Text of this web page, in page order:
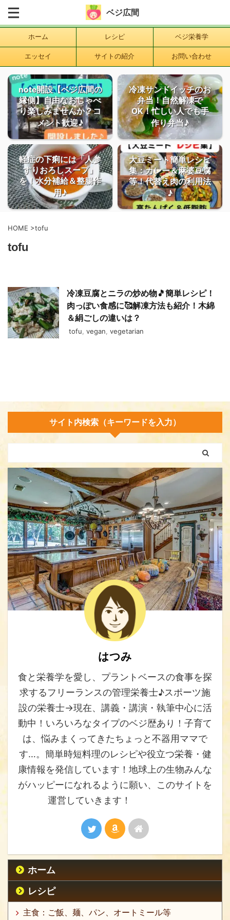
ベジ広間
ホーム レシピ ベジ栄養学
エッセイ サイトの紹介 お問い合わせ
note開設【ベジ広間の
縁側】自由なおしゃべ
り楽しみませんか？コ
メント歓迎♪
冷凍サンドイッチのお
弁当！自然解凍で
OK！忙しい人でも手
作り弁当♪
軽症の下痢には「人参
すりおろしスープ」
を！水分補給＆整腸作
用♪
大豆ミート簡単レシピ
集：カレー＆麻婆豆腐
等！代替え肉の利用法
♪
HOME >tofu
tofu
冷凍豆腐とニラの炒め物🎵簡単レシピ！
肉っぽい食感に🥰解凍方法も紹介！木綿
＆絹ごしの違いは？
tofu vegan vegetarian
サイト内検索（キーワードを入力）
はつみ
食と栄養学を愛し、プラントベースの食事を探
求するフリーランスの管理栄養士♪スポーツ施
設の栄養士→現在、講義・講演・執筆中心に活
動中！いろいろなタイプのベジ歴あり！子育て
は、悩みまくってきたちょっと不器用ママで
す…。簡単時短料理のレシピや役立つ栄養・健
康情報を発信しています！地球上の生物みんな
がハッピーになれるように願い、このサイトを
運営していきます！
ホーム
レシピ
主食：ご飯、麺、パン、オートミール等